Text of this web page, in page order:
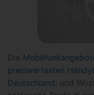
Die
preiswertesten
Deutschland , und